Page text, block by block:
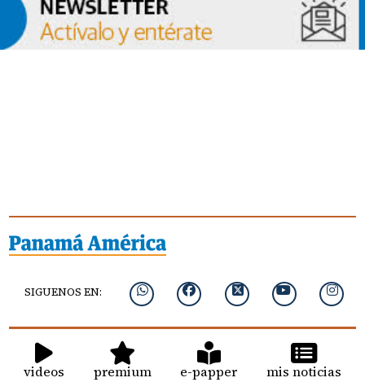
SIGUENOS EN:
videos premium e-papper mis noticias